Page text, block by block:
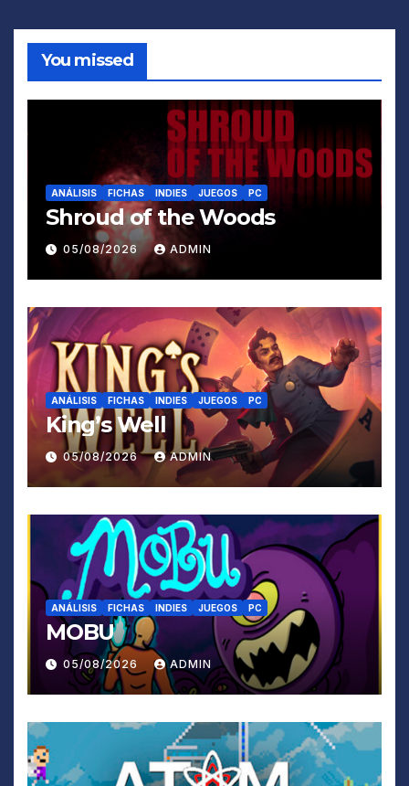
You missed
ANÁLISIS FICHAS INDIES JUEGOS PC
Shroud of the Woods
05/08/2026 ADMIN
ANÁLISIS FICHAS INDIES JUEGOS PC
King’s Well
05/08/2026 ADMIN
ANÁLISIS FICHAS INDIES JUEGOS PC
MOBU
05/08/2026 ADMIN